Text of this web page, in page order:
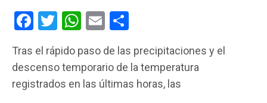
F
ce
b
T
tt
er
W
at
s
E
ail m
p
Tras el rápido paso de las precipitaciones y el
descenso temporario de la temperatura
registrados en las últimas horas, las